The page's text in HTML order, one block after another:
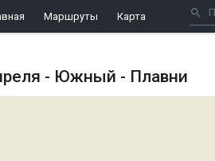
Маршруты Карта
- Южный - Плавни